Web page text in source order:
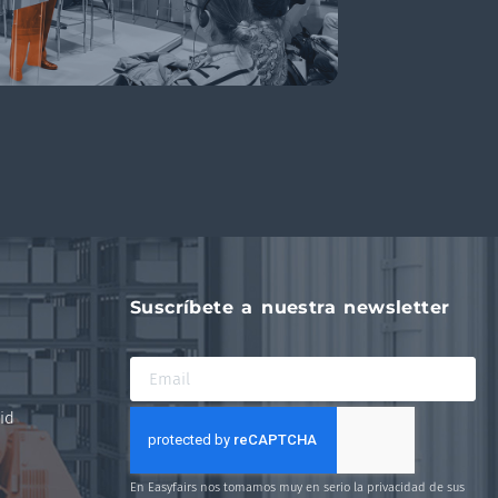
Suscríbete a nuestra newsletter
En Easyfairs nos tomamos muy en serio la privacidad de sus